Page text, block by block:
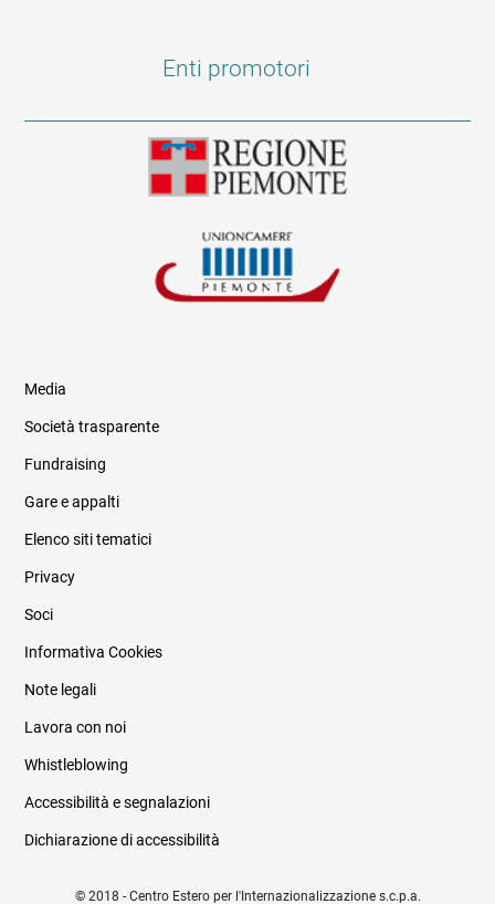
Enti promotori
Informazioni legali e trasparenza
Media
Società trasparente
Fundraising
Gare e appalti
Elenco siti tematici
Privacy
Soci
Informativa Cookies
Note legali
Lavora con noi
Whistleblowing
Accessibilità e segnalazioni
Dichiarazione di accessibilità
© 2018 - Centro Estero per l'Internazionalizzazione s.c.p.a.